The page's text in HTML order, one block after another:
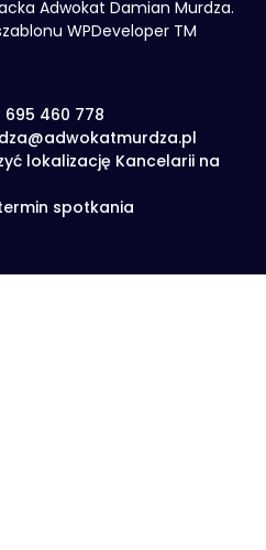
Adwokat Damian Murdza.
WPDeveloper TM
695 460 778
lokalizację Kancelarii na
spotkania